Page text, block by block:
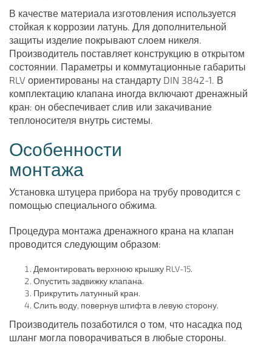
В качестве материала изготовления используется
стойкая к коррозии латунь. Для дополнительной
защиты изделие покрывают слоем никеля.
Производитель поставляет конструкцию в открытом
состоянии. Параметры и коммутационные габариты
RLV ориентированы на стандарту DIN 3842-1. В
комплектацию клапана иногда включают дренажный
кран: он обеспечивает слив или закачивание
теплоносителя внутрь системы.
Особенности
монтажа
Установка штуцера прибора на трубу проводится с
помощью специального обжима.
Процедура монтажа дренажного крана на клапан
проводится следующим образом:
Демонтировать верхнюю крышку RLV-15.
Опустить задвижку клапана.
Прикрутить латунный кран.
Слить воду, повернув штифта в левую сторону.
Производитель позаботился о том, что насадка под
шланг могла поворачиваться в любые стороны.